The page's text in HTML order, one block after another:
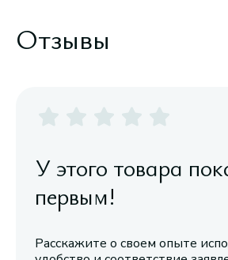
Отзывы
У этого товара
первым!
Расскажите о своем опыте